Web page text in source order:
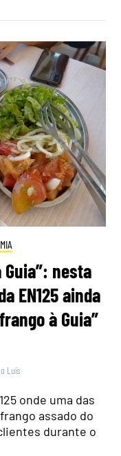
nesta
EN125 ainda
à Guia”
Luís
onde uma das
assado do
durante o